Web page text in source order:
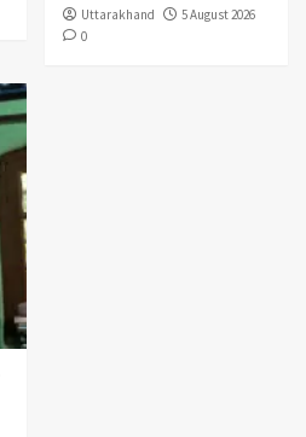
Uttarakhand
5 August 2026
0